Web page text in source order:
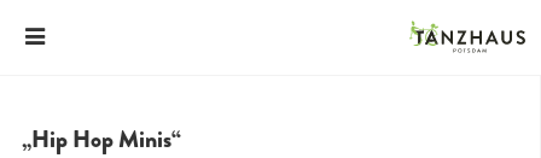
„Hip Hop Minis“